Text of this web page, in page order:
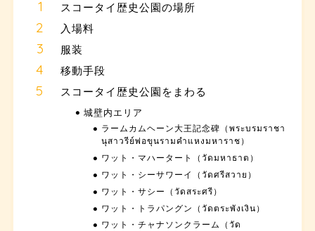
スコータイ歴史公園の場所
入場料
服装
移動手段
スコータイ歴史公園をまわる
城壁内エリア
ラームカムヘーン大王記念碑（พระบรมราชา
นุสาวรีย์พ่อขุนรามคำแหงมหาราช）
ワット・マハータート（วัดมหาธาต）
ワット・シーサワーイ（วัดศรีสวาย）
ワット・サシー（วัดสระศรี）
ワット・トラパングン（วัดตระพังเงิน）
ワット・チャナソンクラーム（วัด